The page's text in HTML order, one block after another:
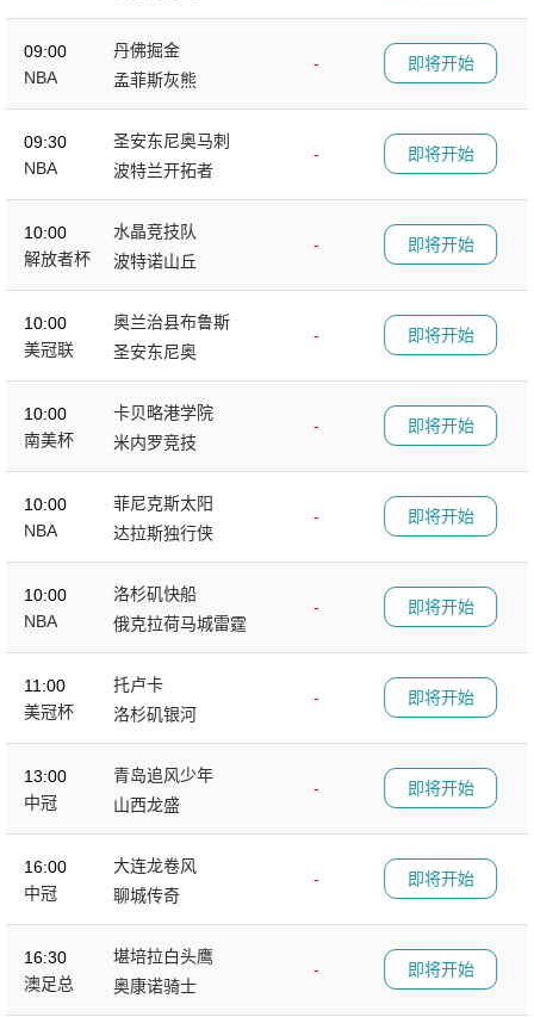
09:00
NBA
丹佛掘金
-
孟菲斯灰熊
即将开始
09:30
NBA
圣安东尼奥马刺
-
波特兰开拓者
即将开始
10:00
解放者杯
水晶竞技队
-
波特诺山丘
即将开始
10:00
美冠联
奥兰治县布鲁斯
-
圣安东尼奥
即将开始
10:00
南美杯
卡贝略港学院
-
米内罗竞技
即将开始
10:00
NBA
菲尼克斯太阳
-
达拉斯独行侠
即将开始
10:00
NBA
洛杉矶快船
-
俄克拉荷马城雷霆
即将开始
11:00
美冠杯
托卢卡
-
洛杉矶银河
即将开始
13:00
中冠
青岛追风少年
-
山西龙盛
即将开始
16:00
中冠
大连龙卷风
-
聊城传奇
即将开始
16:30
澳足总
堪培拉白头鹰
-
奥康诺骑士
即将开始